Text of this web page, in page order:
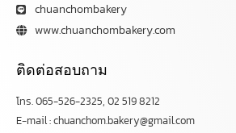
chuanchombakery
www.chuanchombakery.com
ติดต่อสอบถาม
โทร. 065-526-2325, 02 519 8212
E-mail : chuanchom.bakery@gmail.com